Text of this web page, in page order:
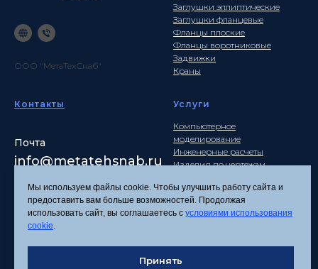
ООО "МетаТехСнаб"
Заглушки эллиптические
Заглушки фланцевые
Фланцы плоские
Фланцы воротниковые
Задвижки
Краны
Контакты
Почта
info@metatehsnab.ru
Услуги
Компьютерное
моделирование
Инженерные расчеты
Изделия по чертежам
Политика
Согласие на обработку
персональных данных
Мы используем файлы cookie. Чтобы улучшить работу сайта и
предоставить вам больше возможностей. Продолжая
использовать сайт, вы соглашаетесь с условиями использования
cookie.
Принять